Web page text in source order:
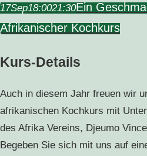
17Sep18:0021:30Ein
Afrikanischer Kochkurs
Kurs-Details
Auch in diesem Jahr freuen wir
afrikanischen Kochkurs mit
des Afrika Vereins, Djeumo
Begeben Sie sich mit uns auf